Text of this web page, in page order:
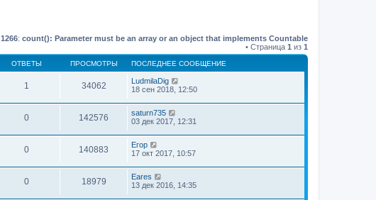
1266: count(): Parameter must be an array or an object that implements Countable
• Страница 1 из 1
ОТВЕТЫ ПРОСМОТРЫ ПОСЛЕДНЕЕ СООБЩЕНИЕ
1 34062
LudmilaDig
18 сен 2018, 12:50
0 142576
saturn735
03 дек 2017, 12:31
0 140883
Егор
17 окт 2017, 10:57
0 18979
Eares
13 дек 2016, 14:35